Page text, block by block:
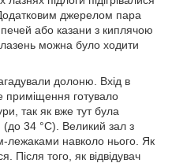
джерелом пара
печей або казани з киплячою
можна було ходити
долоню. Вхід в
готувало
так як вже тут була
(до 34 °С). Великий зал з
лежаками навколо нього. Як
Після того, як відвідувач